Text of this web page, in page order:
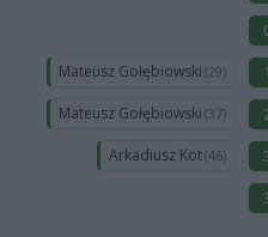
Mateusz Gołębiowski (29)
Mateusz Gołębiowski (37)
Arkadiusz Kot(46)